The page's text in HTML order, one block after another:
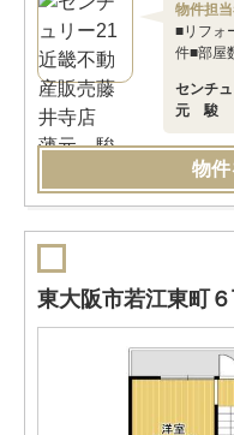
物件担
■リフォ
件■部屋
センチ
元 駿
物件
東大阪市若江東町６